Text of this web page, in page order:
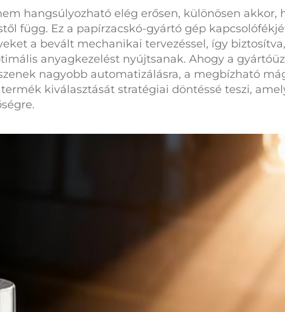
hangsúlyozható elég erősen, különösen akkor,
függ. Ez a papírzacskó-gyártó gép
a bevált mechanikai tervezéssel, így
anyagkezelést nyújtsanak. Ahogy a
nagyobb automatizálásra, a megbízható
kiválasztását stratégiai döntéssé teszi,